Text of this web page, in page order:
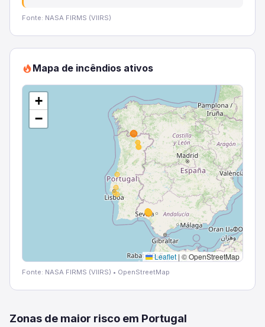
Fonte: NASA FIRMS (VIIRS)
Mapa de incêndios ativos
+
−
Leaflet | © OpenStreetMap
Fonte: NASA FIRMS (VIIRS) • OpenStreetMap
Zonas de maior risco em Portugal